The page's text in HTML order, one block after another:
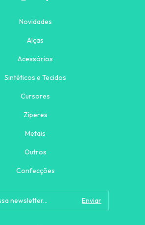
Novidades
Alças
Acessórios
Sintéticos e Tecidos
Cursores
Zíperes
Metais
Outros
Confecções